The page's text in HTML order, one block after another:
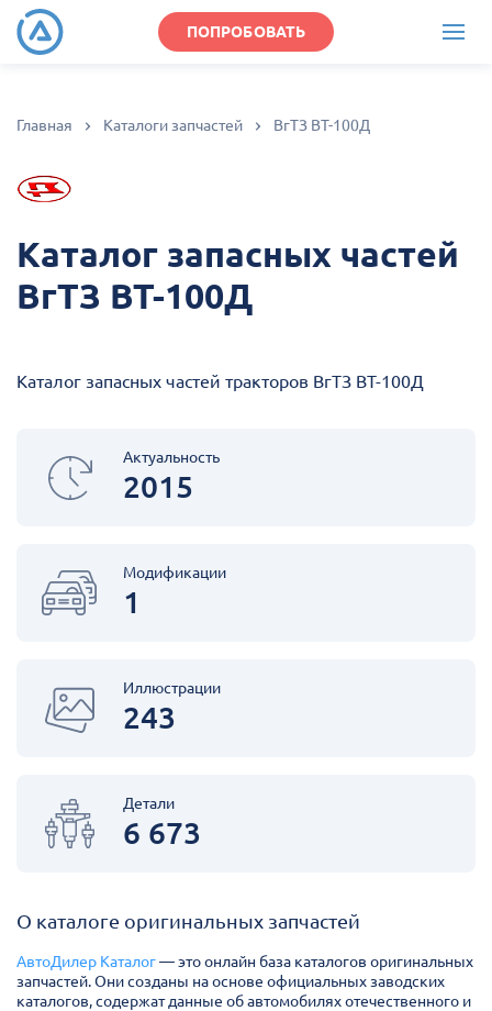
ПОПРОБОВАТЬ
Главная Каталоги запчастей ВгТЗ ВТ-100Д
Каталог запасных частей
ВгТЗ ВТ-100Д
Каталог запасных частей тракторов ВгТЗ ВТ-100Д
Актуальность
2015
Модификации
1
Иллюстрации
243
Детали
6 673
О каталоге оригинальных запчастей
АвтоДилер Каталог— это онлайн база каталогов оригинальных
запчастей. Они созданы на основе официальных заводских
каталогов, содержат данные об автомобилях отечественного и